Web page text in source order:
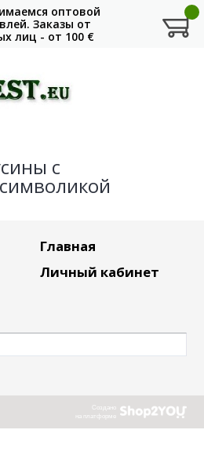
с
Главная
Личный кабинет
Создано
на платформе